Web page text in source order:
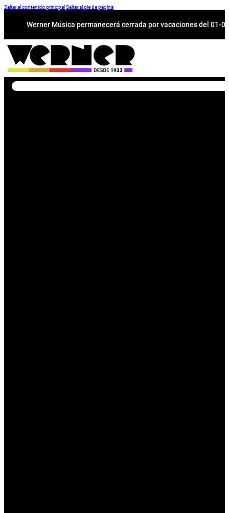
Saltar al contenido principal Saltar al pie de página
Werner Música permanecerá cerrada por vacaciones del 01-
Buscar